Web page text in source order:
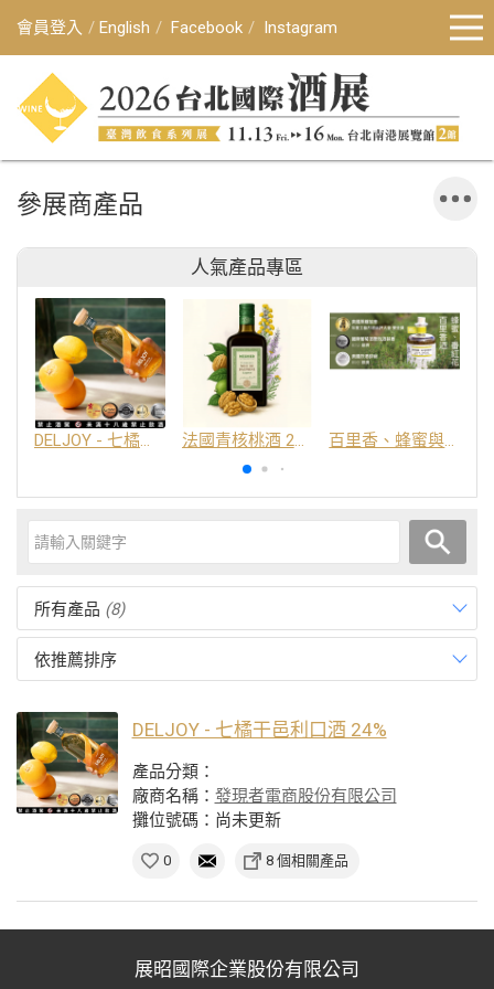
會員登入 English Facebook Instagram
參展商產品
人氣產品專區
DELJOY - 七橘干邑利口酒 24% 法國青核桃酒 25% 百里香、蜂蜜與番紅花酒
所有產品 (8)
依推薦排序
DELJOY - 七橘干邑利口酒 24%
產品分類：
廠商名稱： 發現者電商股份有限公司
攤位號碼：尚未更新
0 8 個相關產品
展昭國際企業股份有限公司